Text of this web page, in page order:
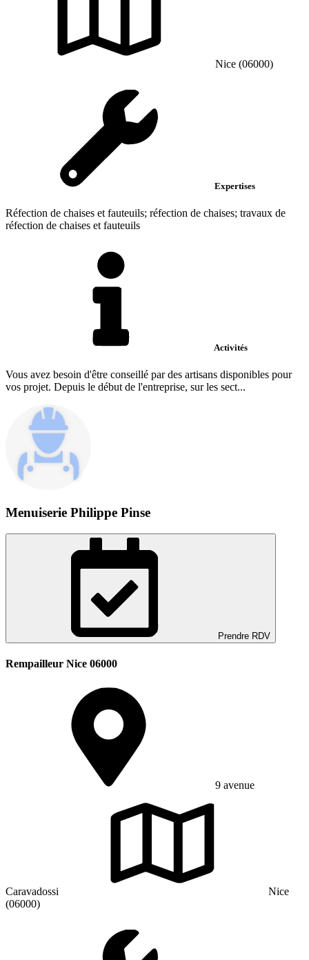
Nice (06000)
Expertises
Réfection de chaises et fauteuils; réfection de chaises; travaux de
réfection de chaises et fauteuils
Activités
Vous avez besoin d'être conseillé par des artisans disponibles pour
vos projet. Depuis le début de l'entreprise, sur les sect...
Menuiserie Philippe Pinse
Prendre RDV
Rempailleur Nice 06000
9 avenue
Caravadossi
Nice
(06000)